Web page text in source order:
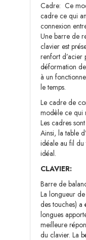
Cadre: Ce
cadre ce qui
connexion
Une barre de
clavier est
renfort d’acier
déformation
à un
le temps.
Le cadre de
modèle ce qui
Les cadres
Ainsi, la table
idéale au fil du
idéal.
CLAVIER:
Barre de
La longueur de
des touches) a
longues
meilleure
du clavier. La